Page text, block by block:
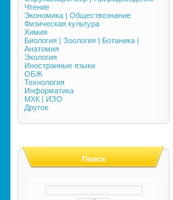
Чтение
Экономика | Обществознание
Физическая культура
Химия
Биология | Зоология | Ботаника |
Анатомия
Экология
Иностранные языки
ОБЖ
Технология
Информатика
МХК | ИЗО
Другое
Поиск